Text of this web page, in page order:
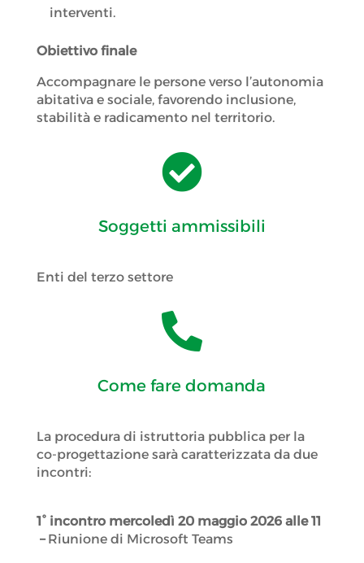
interventi.
Obiettivo finale
Accompagnare le persone verso l’autonomia
abitativa e sociale, favorendo inclusione,
stabilità e radicamento nel territorio.

Soggetti ammissibili
Enti del terzo settore

Come fare domanda
La procedura di istruttoria pubblica per la
co-progettazione sarà caratterizzata da due
incontri:
1° incontro mercoledì 20 maggio 2026 alle 11
– Riunione di Microsoft Teams